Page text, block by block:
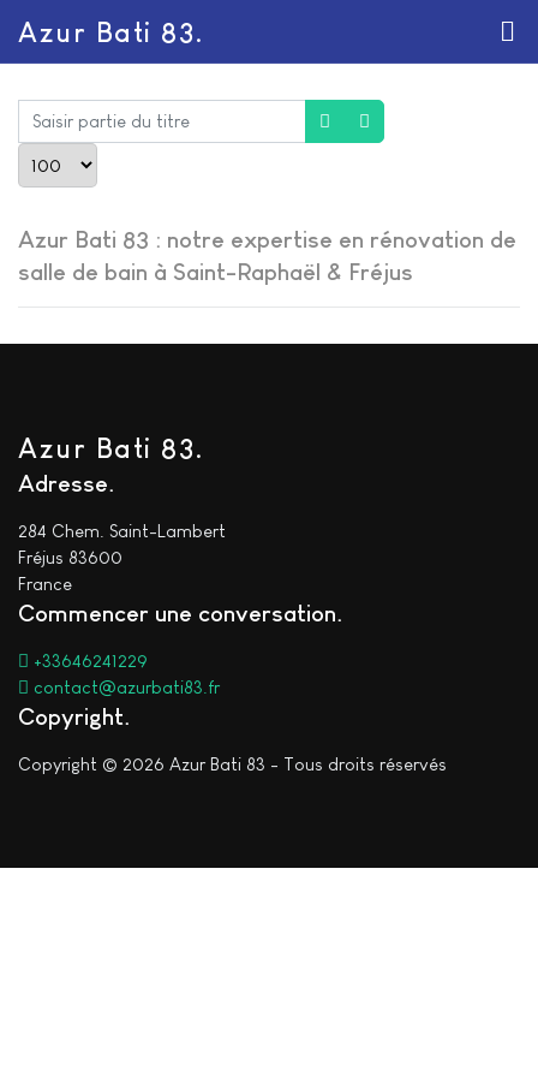
Azur Bati 83.
Saisir partie du titre
Azur Bati 83 : notre expertise en rénovation de
salle de bain à Saint-Raphaël & Fréjus
Azur Bati 83.
Adresse
284 Chem. Saint-Lambert
Fréjus 83600
France
Commencer une conversation
+33646241229
contact@azurbati83.fr
Copyright
Copyright © 2026 Azur Bati 83 - Tous droits réservés